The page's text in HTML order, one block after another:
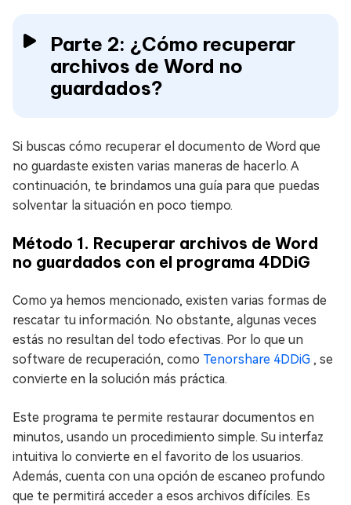
Parte 2: ¿Cómo recuperar
archivos de Word no
guardados?
Si buscas cómo recuperar el documento de Word que
no guardaste existen varias maneras de hacerlo. A
continuación, te brindamos una guía para que puedas
solventar la situación en poco tiempo.
Método 1. Recuperar archivos de Word
no guardados con el programa 4DDiG
Como ya hemos mencionado, existen varias formas de
rescatar tu información. No obstante, algunas veces
estás no resultan del todo efectivas. Por lo que un
software de recuperación, como Tenorshare 4DDiG , se
convierte en la solución más práctica.
Este programa te permite restaurar documentos en
minutos, usando un procedimiento simple. Su interfaz
intuitiva lo convierte en el favorito de los usuarios.
Además, cuenta con una opción de escaneo profundo
que te permitirá acceder a esos archivos difíciles. Es